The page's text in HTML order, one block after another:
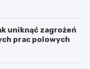
uniknąć zagrożeń
prac polowych